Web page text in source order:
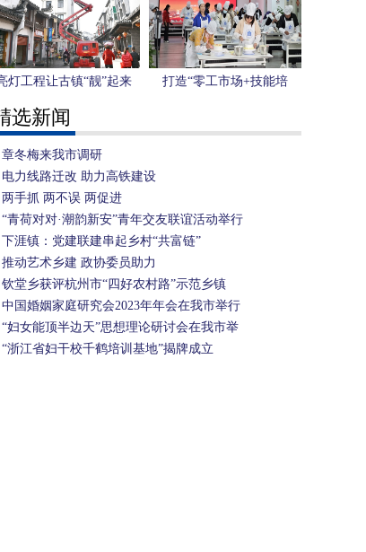
灯工程让古镇“靓”起来
打造“零工市场+技能培
的幸福梦
选新闻
章冬梅来我市调研
电力线路迁改 助力高铁建设
两手抓 两不误 两促进
“青荷对对·潮韵新安”青年交友联谊活动举行
下涯镇：党建联建串起乡村“共富链”
推动艺术乡建 政协委员助力
钦堂乡获评杭州市“四好农村路”示范乡镇
中国婚姻家庭研究会2023年年会在我市举行
“妇女能顶半边天”思想理论研讨会在我市举
行
“浙江省妇干校千鹤培训基地”揭牌成立